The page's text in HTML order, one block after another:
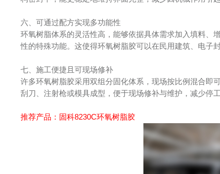
六、可通过配方实现多功能性
环氧树脂体系的灵活性高，能够依据具体需求加入填料、
性的特殊功能。这使得环氧树脂胶可以在民用建筑、电子
七、施工便捷且可现场修补
许多环氧树脂胶采用双组分固化体系，现场按比例混合即
刮刀、注射枪或模具成型，便于现场修补与维护，减少停
推荐产品： 固科8230C环氧树脂胶